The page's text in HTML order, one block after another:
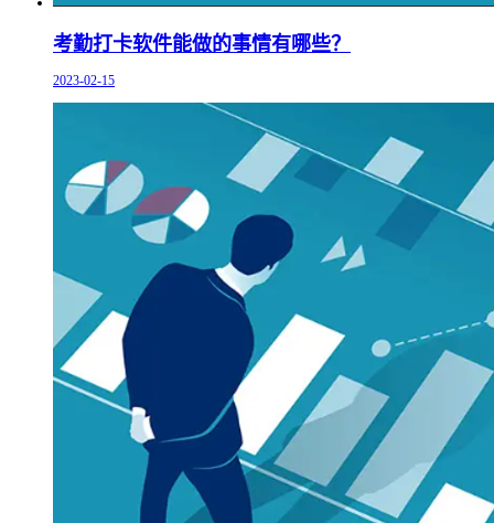
考勤打卡软件能做的事情有哪些？
2023-02-15